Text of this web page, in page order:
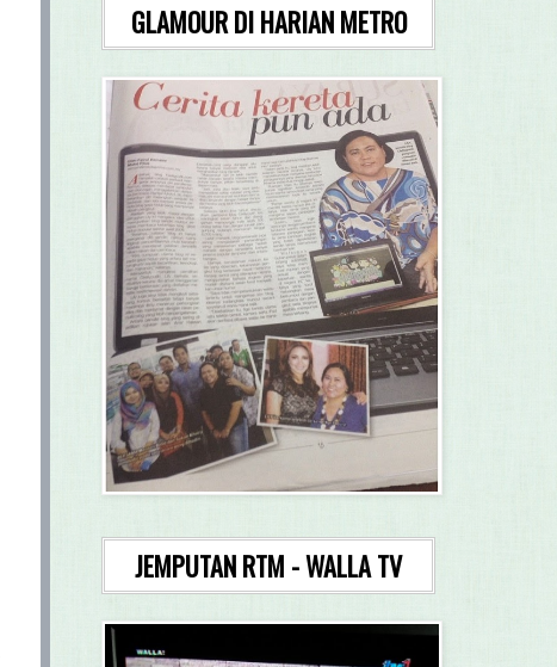
GLAMOUR DI HARIAN METRO
JEMPUTAN RTM - WALLA TV